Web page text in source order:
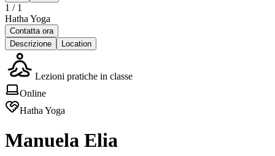
1 / 1
Hatha Yoga
Contatta ora
Descrizione
Location
Lezioni pratiche in classe
Online
Hatha Yoga
Manuela Elia